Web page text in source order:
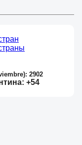
2902
+54